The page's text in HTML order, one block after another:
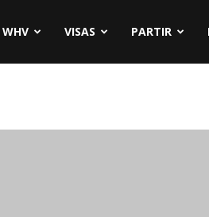
WHV VISAS PARTIR